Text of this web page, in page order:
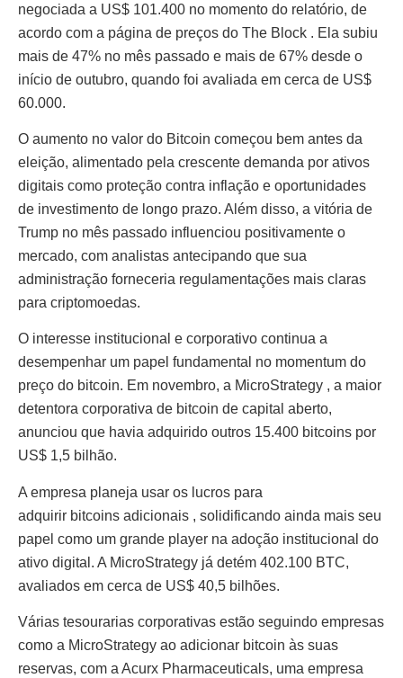
negociada a US$ 101.400 no momento do relatório, de
acordo com a página de preços do The Block . Ela subiu
mais de 47% no mês passado e mais de 67% desde o
início de outubro, quando foi avaliada em cerca de US$
60.000.
O aumento no valor do Bitcoin começou bem antes da
eleição, alimentado pela crescente demanda por ativos
digitais como proteção contra inflação e oportunidades
de investimento de longo prazo. Além disso, a vitória de
Trump no mês passado influenciou positivamente o
mercado, com analistas antecipando que sua
administração forneceria regulamentações mais claras
para criptomoedas.
O interesse institucional e corporativo continua a
desempenhar um papel fundamental no momentum do
preço do bitcoin. Em novembro, a MicroStrategy , a maior
detentora corporativa de bitcoin de capital aberto,
anunciou que havia adquirido outros 15.400 bitcoins por
US$ 1,5 bilhão.
A empresa planeja usar os lucros para
adquirir bitcoins adicionais , solidificando ainda mais seu
papel como um grande player na adoção institucional do
ativo digital. A MicroStrategy já detém 402.100 BTC,
avaliados em cerca de US$ 40,5 bilhões.
Várias tesourarias corporativas estão seguindo empresas
como a MicroStrategy ao adicionar bitcoin às suas
reservas, com a Acurx Pharmaceuticals, uma empresa